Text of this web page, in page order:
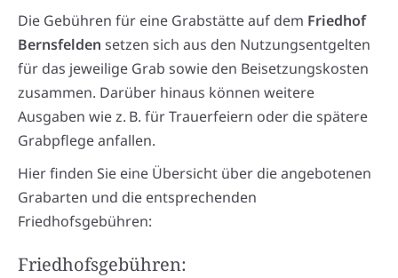
Die Gebühren für eine Grabstätte auf dem Friedhof
Bernsfelden setzen sich aus den Nutzungsentgelten
für das jeweilige Grab sowie den Beisetzungskosten
zusammen. Darüber hinaus können weitere
Ausgaben wie z. B. für Trauerfeiern oder die spätere
Grabpflege anfallen.
Hier finden Sie eine Übersicht über die angebotenen
Grabarten und die entsprechenden
Friedhofsgebühren:
Friedhofsgebühren: